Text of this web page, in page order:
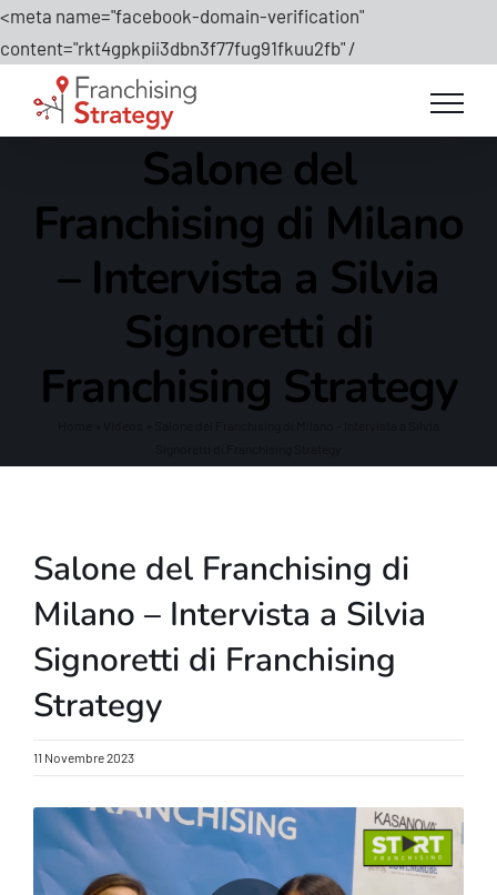
<meta name="facebook-domain-verification"
content="rkt4gpkpii3dbn3f77fug91fkuu2fb" /
contenuto
Salone del
Franchising di Milano
– Intervista a Silvia
Signoretti di
Franchising Strategy
Salone del Franchising di
Milano – Intervista a Silvia
Signoretti di Franchising
Strategy
11 Novembre 2023